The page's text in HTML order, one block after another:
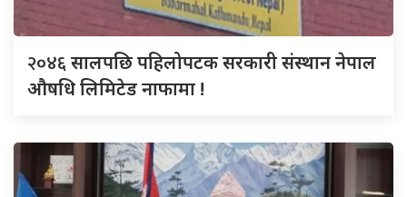
२०४६सालपछि पहिलोपटक सरकारी संस्थान नेपाल
औषधि लिमिटेड नाफामा !